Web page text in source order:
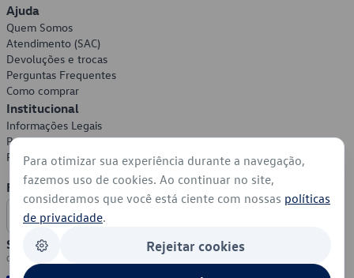
Ajuda
Quem Somos
Atendimento (SAC)
Devoluções e trocas
Perguntas Frequentes
Como comprar
Institucional
Informações Legais
Política de Privacidade
Política de Cookies
Formas de Pagamento
Segurança
Para otimizar sua experiência durante a navegação,
fazemos uso de cookies. Ao continuar no site,
consideramos que você está ciente com nossas políticas
de privacidade.
Rejeitar cookies